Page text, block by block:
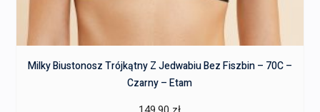
Milky Biustonosz Trójkątny Z Jedwabiu Bez Fiszbin – 70C –
Czarny – Etam